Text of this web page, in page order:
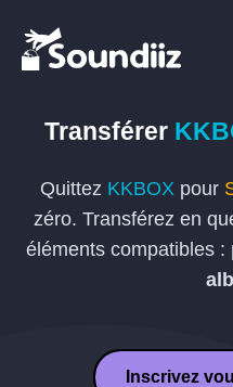
Transférer
Quittez KKBOX pour
zéro. Transférez en
éléments compatibles :
Inscrivez